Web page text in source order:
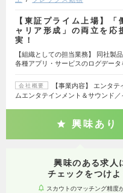
【東証プライム上場】「
ャリア形成」の両立を応
実！
【組織としての担当業務】 同社製
各種アプリ・サービスのログデータ
会社概要
【事業内容】 エンタ
ムエンタテインメント＆サウンド
興味あり
興味のある求人
チェックをつけ
スカウトのマッチング精度